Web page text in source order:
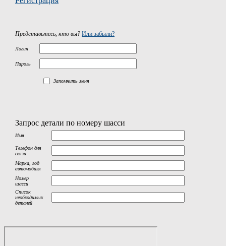
Представьтесь, кто вы? Или забыли?
Логин
Пароль
Запомнить меня
Запрос детали по номеру шасси
Имя
Телефон для
связи
Марка, год
автомобиля
Номер
шасси
Список
необходимых
деталей